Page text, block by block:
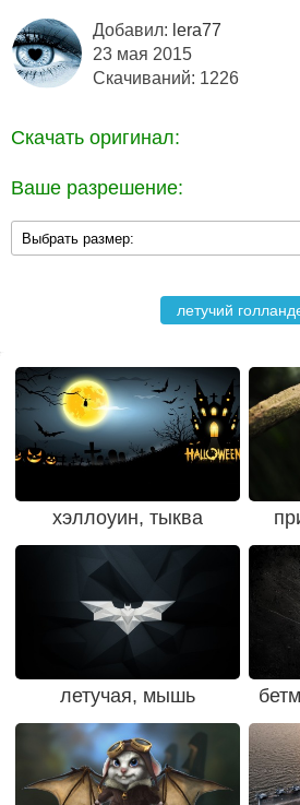
Добавил: lera77
23 мая 2015
Скачиваний: 1226
Скачать оригинал:
Ваше разрешение:
летучий
хэллоуин, тыква
летучая, мышь